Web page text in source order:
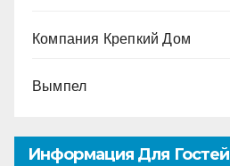
Компания Крепкий Дом
Вымпел
Информация Для Гостей